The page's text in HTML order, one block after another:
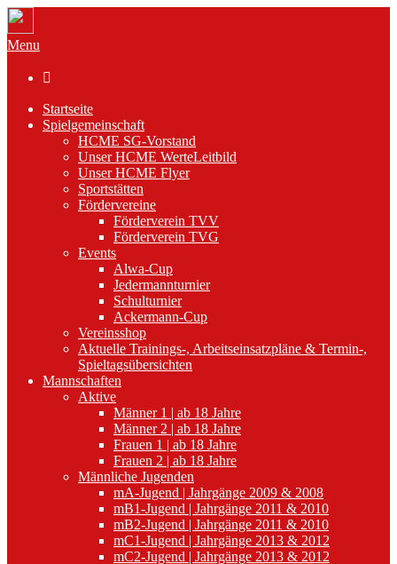
Menu

Startseite
Spielgemeinschaft
HCME SG-Vorstand
Unser HCME WerteLeitbild
Unser HCME Flyer
Sportstätten
Fördervereine
Förderverein TVV
Förderverein TVG
Events
Alwa-Cup
Jedermannturnier
Schulturnier
Ackermann-Cup
Vereinsshop
Aktuelle Trainings-, Arbeitseinsatzpläne & Termin-,
Spieltagsübersichten
Mannschaften
Aktive
Männer 1 | ab 18 Jahre
Männer 2 | ab 18 Jahre
Frauen 1 | ab 18 Jahre
Frauen 2 | ab 18 Jahre
Männliche Jugenden
mA-Jugend | Jahrgänge 2009 & 2008
mB1-Jugend | Jahrgänge 2011 & 2010
mB2-Jugend | Jahrgänge 2011 & 2010
mC1-Jugend | Jahrgänge 2013 & 2012
mC2-Jugend | Jahrgänge 2013 & 2012